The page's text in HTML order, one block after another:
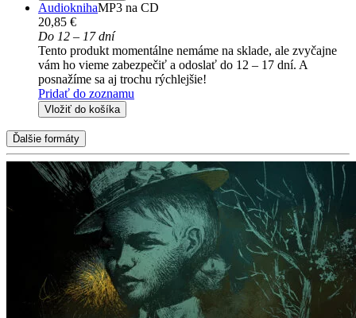
AudioknihaMP3 na CD
20,85 €
Do 12 – 17 dní
Tento produkt momentálne nemáme na sklade, ale zvyčajne
vám ho vieme zabezpečiť a odoslať do 12 – 17 dní. A
posnažíme sa aj trochu rýchlejšie!
Pridať do zoznamu
Vložiť do košíka
Ďalšie formáty